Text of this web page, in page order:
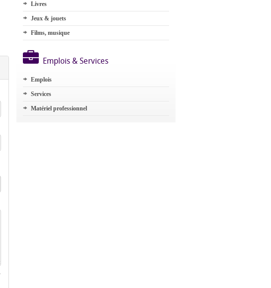
Livres
Jeux & jouets
Films, musique
Emplois & Services
Emplois
Services
Matériel professionnel